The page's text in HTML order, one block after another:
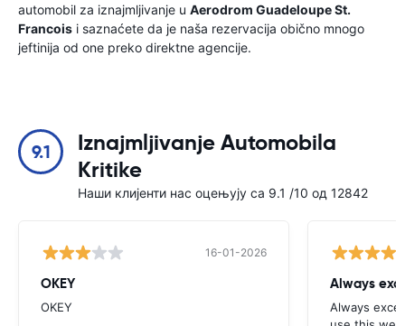
automobil za iznajmljivanje u Aerodrom Guadeloupe St.
Francois i saznaćete da je naša rezervacija obično mnogo
jeftinija od one preko direktne agencije.
9.1
Iznajmljivanje Automobila
Kritike
Наши клијенти нас оцењују са 9.1 /10 од 12842
16-01-2026
OKEY
OKEY
Always
Always